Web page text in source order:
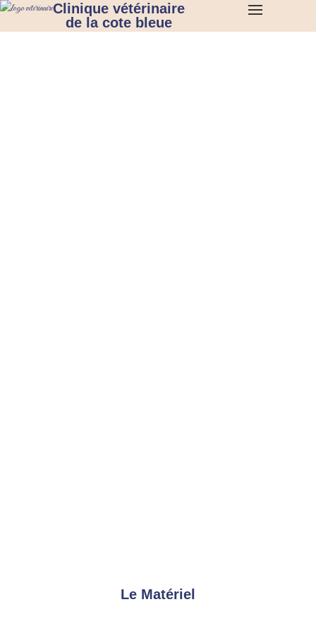
Clinique vétérinaire
de la cote bleue
Le Matériel